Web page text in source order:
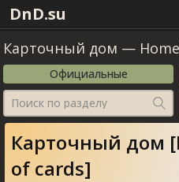
DnD.su
Карточный дом —
Официальные
Поиск по разделу
Карточный дом
of cards]